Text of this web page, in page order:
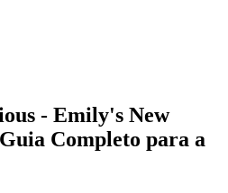
- Emily's New
Completo para a